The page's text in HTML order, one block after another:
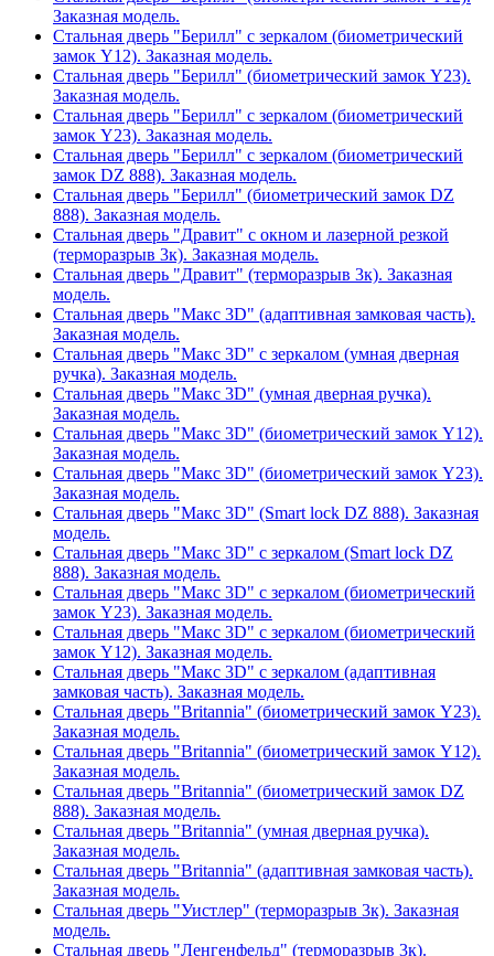
Заказная модель.
Стальная дверь "Берилл" с зеркалом (биометрический
замок Y12). Заказная модель.
Стальная дверь "Берилл" (биометрический замок Y23).
Заказная модель.
Стальная дверь "Берилл" с зеркалом (биометрический
замок Y23). Заказная модель.
Стальная дверь "Берилл" с зеркалом (биометрический
замок DZ 888). Заказная модель.
Стальная дверь "Берилл" (биометрический замок DZ
888). Заказная модель.
Стальная дверь "Дравит" с окном и лазерной резкой
(терморазрыв 3к). Заказная модель.
Стальная дверь "Дравит" (терморазрыв 3к). Заказная
модель.
Стальная дверь "Макс 3D" (адаптивная замковая часть).
Заказная модель.
Стальная дверь "Макс 3D" с зеркалом (умная дверная
ручка). Заказная модель.
Стальная дверь "Макс 3D" (умная дверная ручка).
Заказная модель.
Стальная дверь "Макс 3D" (биометрический замок Y12).
Заказная модель.
Стальная дверь "Макс 3D" (биометрический замок Y23).
Заказная модель.
Стальная дверь "Макс 3D" (Smart lock DZ 888). Заказная
модель.
Стальная дверь "Макс 3D" с зеркалом (Smart lock DZ
888). Заказная модель.
Стальная дверь "Макс 3D" с зеркалом (биометрический
замок Y23). Заказная модель.
Стальная дверь "Макс 3D" с зеркалом (биометрический
замок Y12). Заказная модель.
Стальная дверь "Макс 3D" с зеркалом (адаптивная
замковая часть). Заказная модель.
Стальная дверь "Britannia" (биометрический замок Y23).
Заказная модель.
Стальная дверь "Britannia" (биометрический замок Y12).
Заказная модель.
Стальная дверь "Britannia" (биометрический замок DZ
888). Заказная модель.
Стальная дверь "Britannia" (умная дверная ручка).
Заказная модель.
Стальная дверь "Britannia" (адаптивная замковая часть).
Заказная модель.
Стальная дверь "Уистлер" (терморазрыв 3к). Заказная
модель.
Стальная дверь "Ленгенфельд" (терморазрыв 3к).